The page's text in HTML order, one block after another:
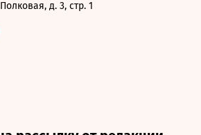
д. 3, стр. 1